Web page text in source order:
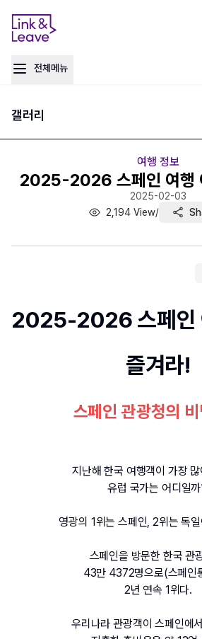
전체메뉴
갤러리
여행 정보
2025-2026 스페인 여행
2025-02-03
2,194View/
2025-2026 스페인
즐겨라!
스페인 관광청의 비
지난해 한국 여행객이 가장
유럽 국가는 어디일
영광의 1위는 스페인, 2위는 독
스페인을 방문한 한국 관
43만 4372명으로(스페인
2년 연속 1위다.
우리나라 관광객이 스페인에